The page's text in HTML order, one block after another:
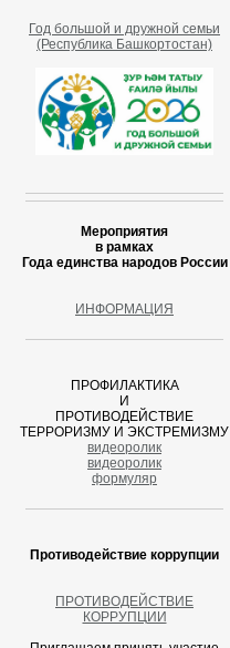
Год большой и дружной семьи
(Республика Башкортостан)
Мероприятия
в рамках
Года единства народов России
ИНФОРМАЦИЯ
ПРОФИЛАКТИКА
И
ПРОТИВОДЕЙСТВИЕ
ТЕРРОРИЗМУ И ЭКСТРЕМИЗМУ
видеоролик
видеоролик
формуляр
Противодействие коррупции
ПРОТИВОДЕЙСТВИЕ
КОРРУПЦИИ